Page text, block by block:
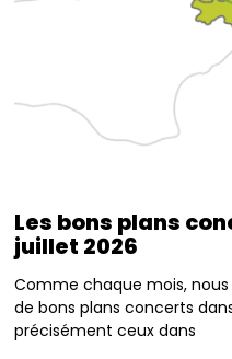
Les bons plans
juillet 2026
Comme chaque mois,
de bons plans concerts
précisément ceux dans